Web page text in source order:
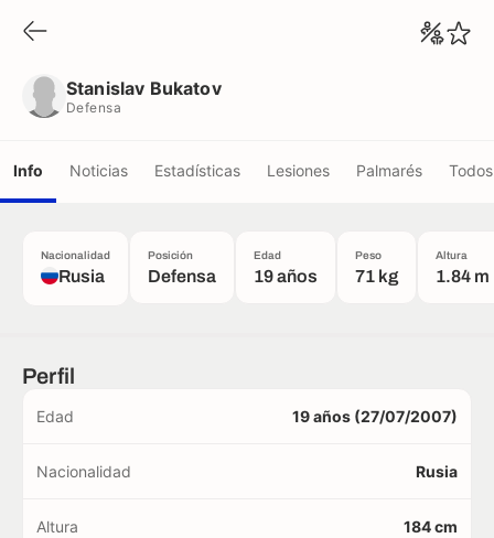
Stanislav Bukatov
Defensa
Info Noticias Estadísticas Lesiones Palmarés
Nacionalidad
Rusia
Posición
Defensa
Edad
19 años
Peso
71 kg
Altura
1.84 m
Perfil
Edad 19 años (27/07/2007)
Nacionalidad Rusia
Altura 184 cm